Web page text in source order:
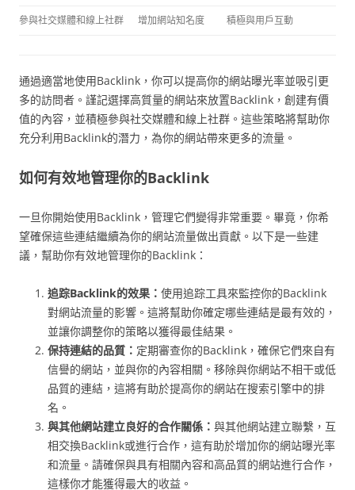
參與社交媒體和線上社群 增加網站知名度 積極與用戶互動
通過適當地使用Backlink，你可以提高你的網站曝光率並吸引更
多的訪問者。謹記選擇高質量的網站來放置Backlink，創建有價
值的內容，並積極參與社交媒體和線上社群。這些策略將幫助你
充分利用Backlink的潛力，為你的網站帶來更多的流量。
如何有效地管理你的Backlink
一旦你開始使用Backlink，管理它們變得非常重要。畢竟，你希
望確保這些連結繼續為你的網站流量做出貢獻。以下是一些建
議，幫助你有效地管理你的Backlink：
追踪Backlink的效果： 使用追踪工具來監控你的Backlink
對網站流量的影響。這將幫助你確定哪些連結是最有效的，
並讓你調整你的策略以獲得最佳結果。
保持連結的品質： 定期審查你的Backlink，確保它們來自有
信譽的網站，並與你的內容相關。移除與你網站不相干或低
品質的連結，這將有助於提高你的網站在搜索引擎中的排
名。
與其他網站建立良好的合作關係： 與其他網站建立聯繫，互
相交換Backlink或進行合作，這有助於增加你的網站曝光率
和流量。請確保與具有相關內容和高品質的網站進行合作，
這樣你才能獲得最大的收益。